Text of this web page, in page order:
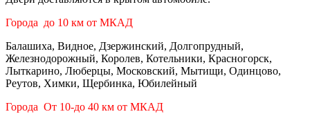
Города до 10 км от МКАД
Балашиха, Видное, Дзержинский, Долгопрудный,
Железнодорожный, Королев, Котельники, Красногорск,
Лыткарино, Люберцы, Московский, Мытищи, Одинцово,
Реутов, Химки, Щербинка, Юбилейный
Города От 10-до 40 км от МКАД